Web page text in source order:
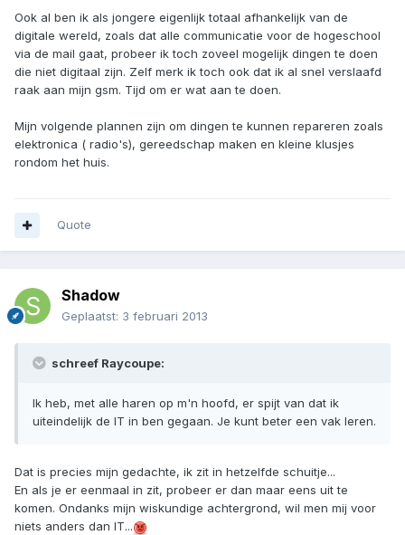
Ook al ben ik als jongere eigenlijk totaal afhankelijk van de
digitale wereld, zoals dat alle communicatie voor de hogeschool
via de mail gaat, probeer ik toch zoveel mogelijk dingen te doen
die niet digitaal zijn. Zelf merk ik toch ook dat ik al snel verslaafd
raak aan mijn gsm. Tijd om er wat aan te doen.
Mijn volgende plannen zijn om dingen te kunnen repareren zoals
elektronica ( radio's), gereedschap maken en kleine klusjes
rondom het huis.
Quote
Shadow
Geplaatst: 3 februari 2013
schreef Raycoupe:
Ik heb, met alle haren op m'n hoofd, er spijt van dat ik
uiteindelijk de IT in ben gegaan. Je kunt beter een vak leren.
Dat is precies mijn gedachte, ik zit in hetzelfde schuitje...
En als je er eenmaal in zit, probeer er dan maar eens uit te
komen. Ondanks mijn wiskundige achtergrond, wil men mij voor
niets anders dan IT...